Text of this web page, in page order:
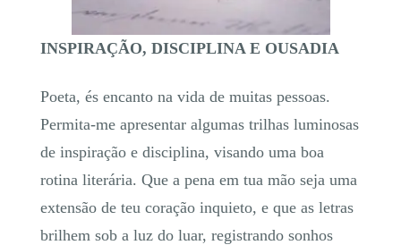
INSPIRAÇÃO, DISCIPLINA E OUSADIA
Poeta, és encanto na vida de muitas pessoas.
Permita-me apresentar algumas trilhas luminosas
de inspiração e disciplina, visando uma boa
rotina literária. Que a pena em tua mão seja uma
extensão de teu coração inquieto, e que as letras
brilhem sob a luz do luar, registrando sonhos